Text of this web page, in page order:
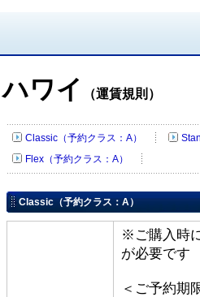
ハワイ （運賃規則）
Classic（予約クラス：A）
Flex（予約クラス：A）
Classic（予約クラス：A）
※ご購入時
が必要です
＜ご予約期